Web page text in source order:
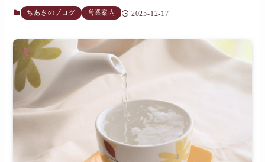
ちあきのブログ 営業案内 2025-12-17